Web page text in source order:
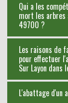
Qui a les
mort les arbres
49700 ?
Les raisons de
pour effectuer
Sur Layon
L'abattage d'un